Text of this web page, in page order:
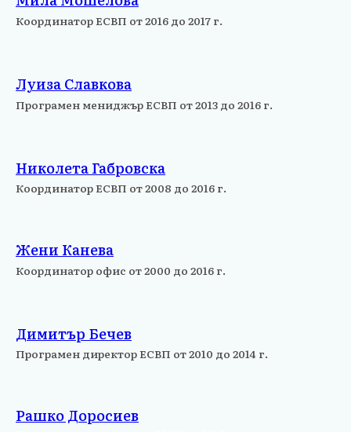
Координатор ЕСВП от 2016 до 2017 г.
Луиза Славкова
Програмен мениджър ЕСВП от 2013 до 2016 г.
Николета Габровска
Координатор ЕСВП от 2008 до 2016 г.
Жени Канева
Координатор офис от 2000 до 2016 г.
Димитър Бечев
Програмен директор ЕСВП от 2010 до 2014 г.
Рашко Доросиев